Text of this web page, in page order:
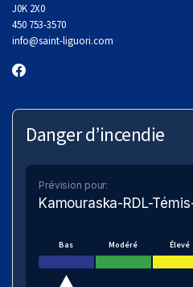
J0K 2X0
450 753-3570
info@saint-liguori.com
Danger d’incendie
Prévision pour:
Kamouraska-RDL-
Bas Modéré Élevé